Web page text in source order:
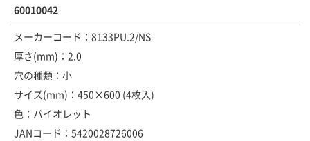
60010042
メーカーコード：8133PU.2/NS
厚さ(mm)：2.0
穴の種類：小
サイズ(mm)：450×600 (4枚入)
色：バイオレット
JANコード：5420028726006